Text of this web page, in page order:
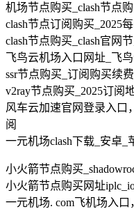
机场节点购买_clash节点
clash节点订阅购买_2025
clash节点购买_clash官网
飞鸟云机场入口网址_飞
ssr节点购买_订阅购买续
v2ray节点购买_2025订阅
风车云加速官网登录入口
阅
一元机场clash下载_安卓
小火箭节点购买
小火箭节点购买网址
一元机场. com飞机场入